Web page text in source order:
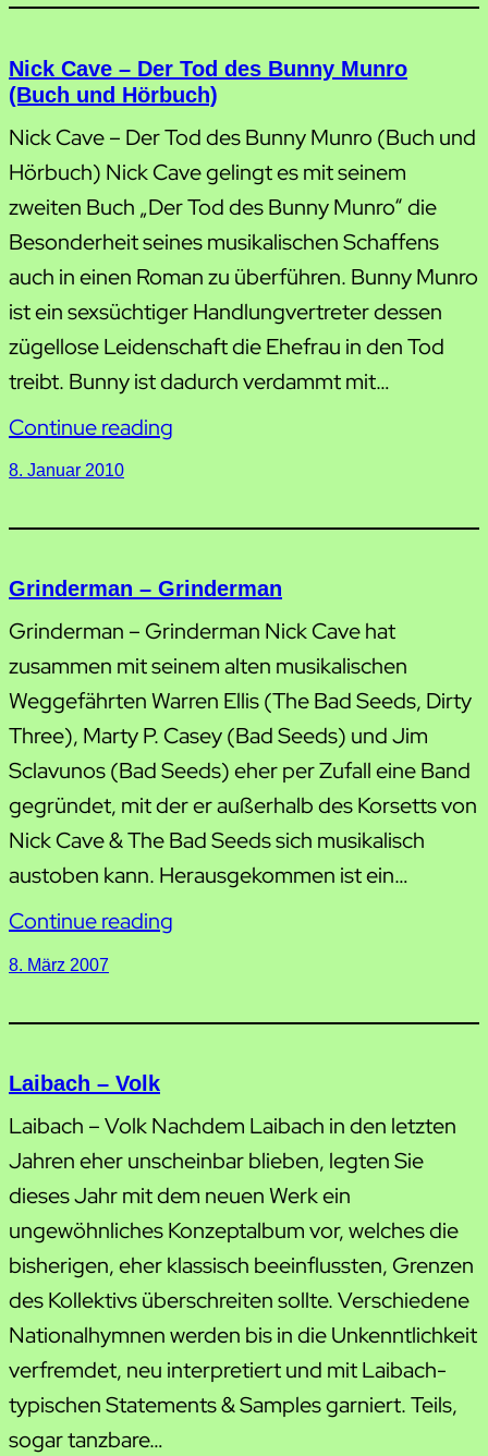
Nick Cave – Der Tod des Bunny Munro
(Buch und Hörbuch)
Nick Cave – Der Tod des Bunny Munro (Buch und
Hörbuch) Nick Cave gelingt es mit seinem
zweiten Buch „Der Tod des Bunny Munro“ die
Besonderheit seines musikalischen Schaffens
auch in einen Roman zu überführen. Bunny Munro
ist ein sexsüchtiger Handlungvertreter dessen
zügellose Leidenschaft die Ehefrau in den Tod
treibt. Bunny ist dadurch verdammt mit…
Continue reading
8. Januar 2010
Grinderman – Grinderman
Grinderman – Grinderman Nick Cave hat
zusammen mit seinem alten musikalischen
Weggefährten Warren Ellis (The Bad Seeds, Dirty
Three), Marty P. Casey (Bad Seeds) und Jim
Sclavunos (Bad Seeds) eher per Zufall eine Band
gegründet, mit der er außerhalb des Korsetts von
Nick Cave & The Bad Seeds sich musikalisch
austoben kann. Herausgekommen ist ein…
Continue reading
8. März 2007
Laibach – Volk
Laibach – Volk Nachdem Laibach in den letzten
Jahren eher unscheinbar blieben, legten Sie
dieses Jahr mit dem neuen Werk ein
ungewöhnliches Konzeptalbum vor, welches die
bisherigen, eher klassisch beeinflussten, Grenzen
des Kollektivs überschreiten sollte. Verschiedene
Nationalhymnen werden bis in die Unkenntlichkeit
verfremdet, neu interpretiert und mit Laibach-
typischen Statements & Samples garniert. Teils,
sogar tanzbare…